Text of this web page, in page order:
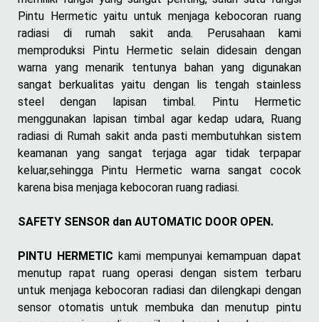
Pintu Hermetic yaitu untuk menjaga kebocoran ruang
radiasi di rumah sakit anda. Perusahaan kami
memproduksi Pintu Hermetic selain didesain dengan
warna yang menarik tentunya bahan yang digunakan
sangat berkualitas yaitu dengan lis tengah stainless
steel dengan lapisan timbal. Pintu Hermetic
menggunakan lapisan timbal agar kedap udara, Ruang
radiasi di Rumah sakit anda pasti membutuhkan sistem
keamanan yang sangat terjaga agar tidak terpapar
keluar,sehingga Pintu Hermetic warna sangat cocok
karena bisa menjaga kebocoran ruang radiasi.
SAFETY SENSOR dan AUTOMATIC DOOR OPEN.
PINTU HERMETIC kami mempunyai kemampuan dapat
menutup rapat ruang operasi dengan sistem terbaru
untuk menjaga kebocoran radiasi dan dilengkapi dengan
sensor otomatis untuk membuka dan menutup pintu